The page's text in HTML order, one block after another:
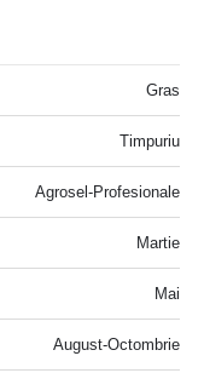
Gras
Timpuriu
Agrosel-Profesionale
Martie
Mai
August-Octombrie